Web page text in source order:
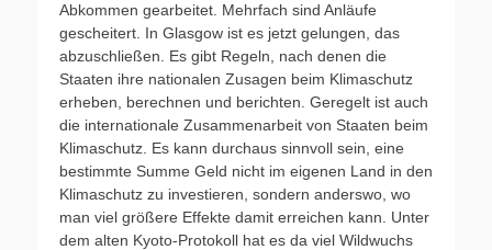
Abkommen gearbeitet. Mehrfach sind Anläufe
gescheitert. In Glasgow ist es jetzt gelungen, das
abzuschließen. Es gibt Regeln, nach denen die
Staaten ihre nationalen Zusagen beim Klimaschutz
erheben, berechnen und berichten. Geregelt ist auch
die internationale Zusammenarbeit von Staaten beim
Klimaschutz. Es kann durchaus sinnvoll sein, eine
bestimmte Summe Geld nicht im eigenen Land in den
Klimaschutz zu investieren, sondern anderswo, wo
man viel größere Effekte damit erreichen kann. Unter
dem alten Kyoto-Protokoll hat es da viel Wildwuchs